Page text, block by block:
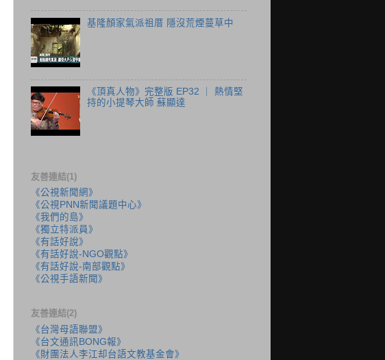
基隆顏家氣派祖厝 隱沒荒煙蔓草中
《頂真人物》完整版 EP32 ｜ 熱情堅
持的小提琴大師 蘇顯達
友善連結(1)
《公視新聞網》
《公視PNN新聞議題中心》
《我們的島》
《獨立特派員》
《有話好說》
《有話好說-NGO觀點》
《有話好說-南部觀點》
《公視手語新聞》
友善連結(2)
《台灣母語聯盟》
《台文通訊BONG報》
《財團法人李江却台語文教基金會》